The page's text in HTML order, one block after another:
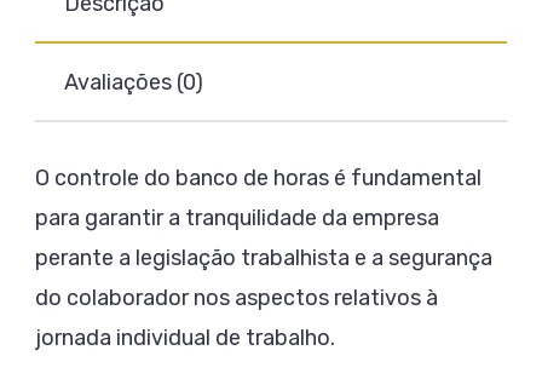
Avaliações (0)
O controle do banco de horas é fundamental
para garantir a tranquilidade da empresa
perante a legislação trabalhista e a segurança
do colaborador nos aspectos relativos à
jornada individual de trabalho.